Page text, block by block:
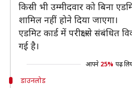
किसी भी उम्मीदवार को बिना
शामिल नहीं होने दिया जाएगा।
एडमिट कार्ड में परीक्षा से संबंधित
गई है।
आपने 25% पढ़
डाउनलोड